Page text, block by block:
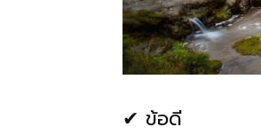
✔ ข้อดี